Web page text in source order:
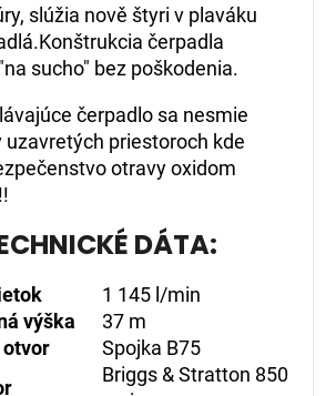
slúžia nově štyri v plaváku
čerpadla
sucho" bez poškodenia.
čerpadlo sa nesmie
uzavretých priestoroch kde
otravy oxidom
DÁTA:
1 145 l/min
výška
37 m
Spojka B75
Briggs & Stratton 850